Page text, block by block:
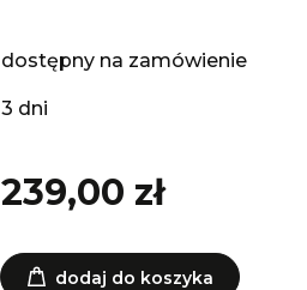
dostępny na zamówienie
3 dni
239,00 zł
dodaj do koszyka